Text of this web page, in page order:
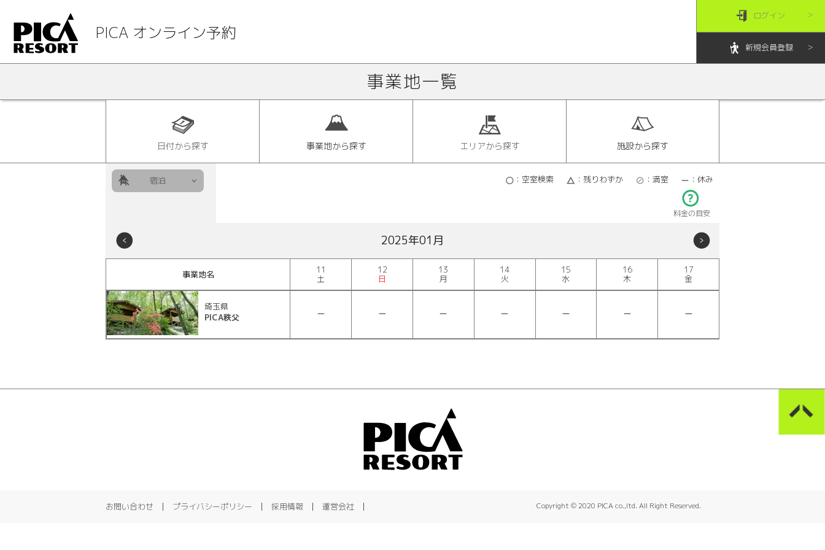
PICA オンライン予約
ログイン
新規会員登録
事業地一覧
日付から探す 事業地から探す エリアから探す 施設から探す
：空室検索 ：残りわずか ：満室 ：休み
料金の目安
宿泊
2025年01月
事業地名
11
土
12
日
13
月
14
火
15
水
16
木
17
金
埼玉県
PICA秩父
お問い合わせ プライバシーポリシー 採用情報 運営会社 Copyright © 2020 PICA co.,ltd. All Right Reserved.